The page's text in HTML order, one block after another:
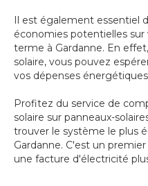
Il est également essentiel
économies potentielles
terme à Gardanne. En
solaire, vous pouvez
vos dépenses
Profitez du service de
solaire sur panneaux-
trouver le système le plus
Gardanne. C'est un
une facture d'électricité